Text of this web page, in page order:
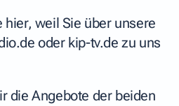
hier, weil Sie über unsere
oder kip-tv.de zu uns
die Angebote der beiden